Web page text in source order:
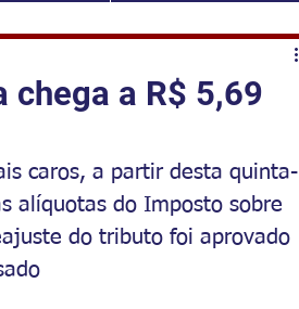
chega a R$ 5,69
caros, a partir desta quinta-
alíquotas do Imposto sobre
do tributo foi aprovado